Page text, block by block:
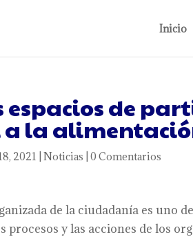
Inicio
espacios de
la
2021 |Noticias |0 Comentarios
de la ciudadanía es uno
procesos y las acciones de los